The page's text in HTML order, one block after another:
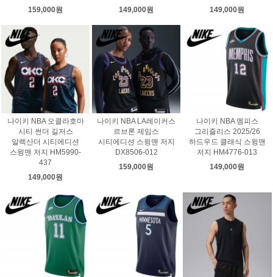
159,000원
149,000원
149,000원
나이키 NBA 오클라호마
시티 썬더 길저스
알렉산더 시티에디션
스윙맨 저지 HM5990-
437
149,000원
나이키 NBA LA레이커스
르브론 제임스
시티에디션 스윙맨 저지
DX8506-012
159,000원
나이키 NBA 멤피스
그리즐리스 2025/26
하드우드 클래식 스윙맨
저지 HM4776-013
149,000원